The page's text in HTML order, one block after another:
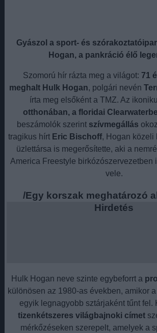
Gyászol a sport- és
Hogan, a pankráció élő
Szomorú hír rázta meg a világot: 71
meghalt Hulk Hogan, polgári nevén
írta meg elsőként a TMZ. Az
otthonában, a floridai
beszámolók szerint szívmegállás
tragikus hírt Eric Bischoff, Hogan közeli
üzlettársa is megerősítette, aki a
America Freestyle birkózószervezetben
vele.
/Egy korszak meghatározó
Hirdetés
Hulk Hogan neve szinte egybeforrt a
különösen az 1980-as években, amikor
egyik legnagyobb sztárjaként tűnt fel.
tizenkétszeres világbajnoki címet
mérkőzéseken szerepelt, amelyek a